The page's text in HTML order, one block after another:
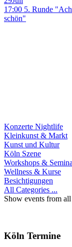
17:00 5. Runde
schön"
Konzerte Nightlife
Kleinkunst & Markt
Kunst und Kultur
Köln Szene
Workshops &
Wellness & Kurse
Besichtigungen
All Categories ...
Show events from
Köln Termine